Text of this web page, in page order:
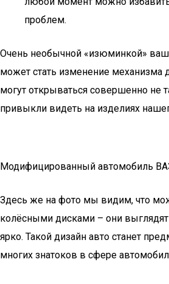
проблем.
Очень необычной «изюминкой»
может стать изменение механизма
могут открываться совершенно не
привыкли видеть на изделиях
Модифицированный автомобиль
Здесь же на фото мы видим, что
колёсными дисками – они
ярко. Такой дизайн авто станет
многих знатоков в сфере